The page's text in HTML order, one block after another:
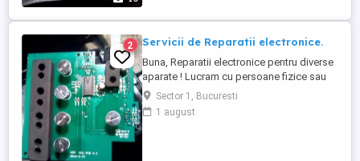
2 Servicii de Reparatii electronice.
Buna, Reparatii electronice pentru diverse
aparate ! Lucram cu persoane fizice sau
firme ! Constatari daune echipamente
electronice! Electronica este prezenta
,astazi,aproape in orice aparat ! Noi de
Sector 1, Bucuresti
1 august